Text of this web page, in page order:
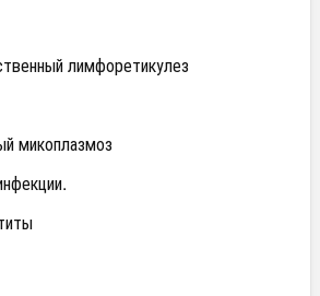
лимфоретикулез
микоплазмоз